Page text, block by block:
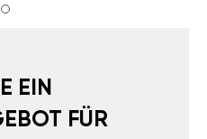
EIN
FÜR